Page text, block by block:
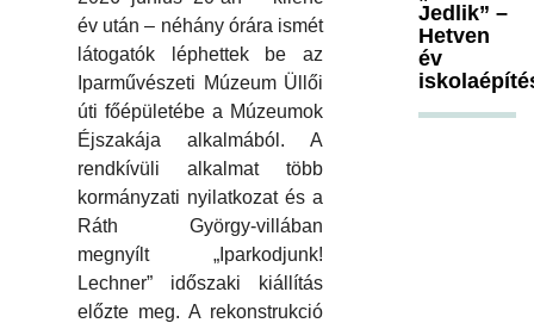
év után – néhány órára ismét
látogatók léphettek be az
Iparművészeti Múzeum Üllői
úti főépületébe a Múzeumok
Éjszakája alkalmából. A
rendkívüli alkalmat több
kormányzati nyilatkozat és a
Ráth György-villában
megnyílt „Iparkodjunk!
Lechner” időszaki kiállítás
előzte meg. A rekonstrukció
Jedlik” –
Hetven
év